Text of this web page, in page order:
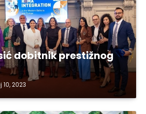
dobitnik prestižnog
2023